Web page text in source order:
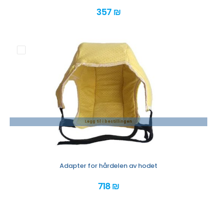
357 ₪
Legg til i bestillingen
Adapter for hårdelen av hodet
718 ₪